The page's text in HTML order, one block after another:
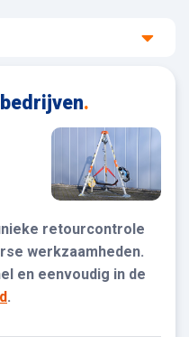
.
retourcontrole
werkzaamheden.
en eenvoudig in de
.